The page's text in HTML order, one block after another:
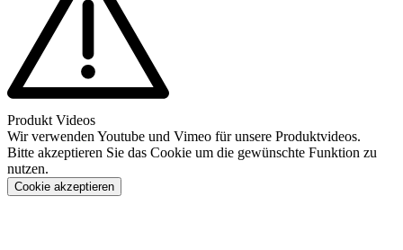
Produkt Videos
Wir verwenden Youtube und Vimeo für unsere Produktvideos.
Bitte akzeptieren Sie das Cookie um die gewünschte Funktion zu
nutzen.
Cookie akzeptieren